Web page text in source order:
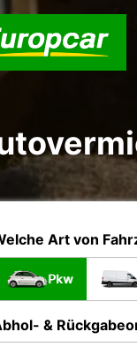
Art von
Pkw
&